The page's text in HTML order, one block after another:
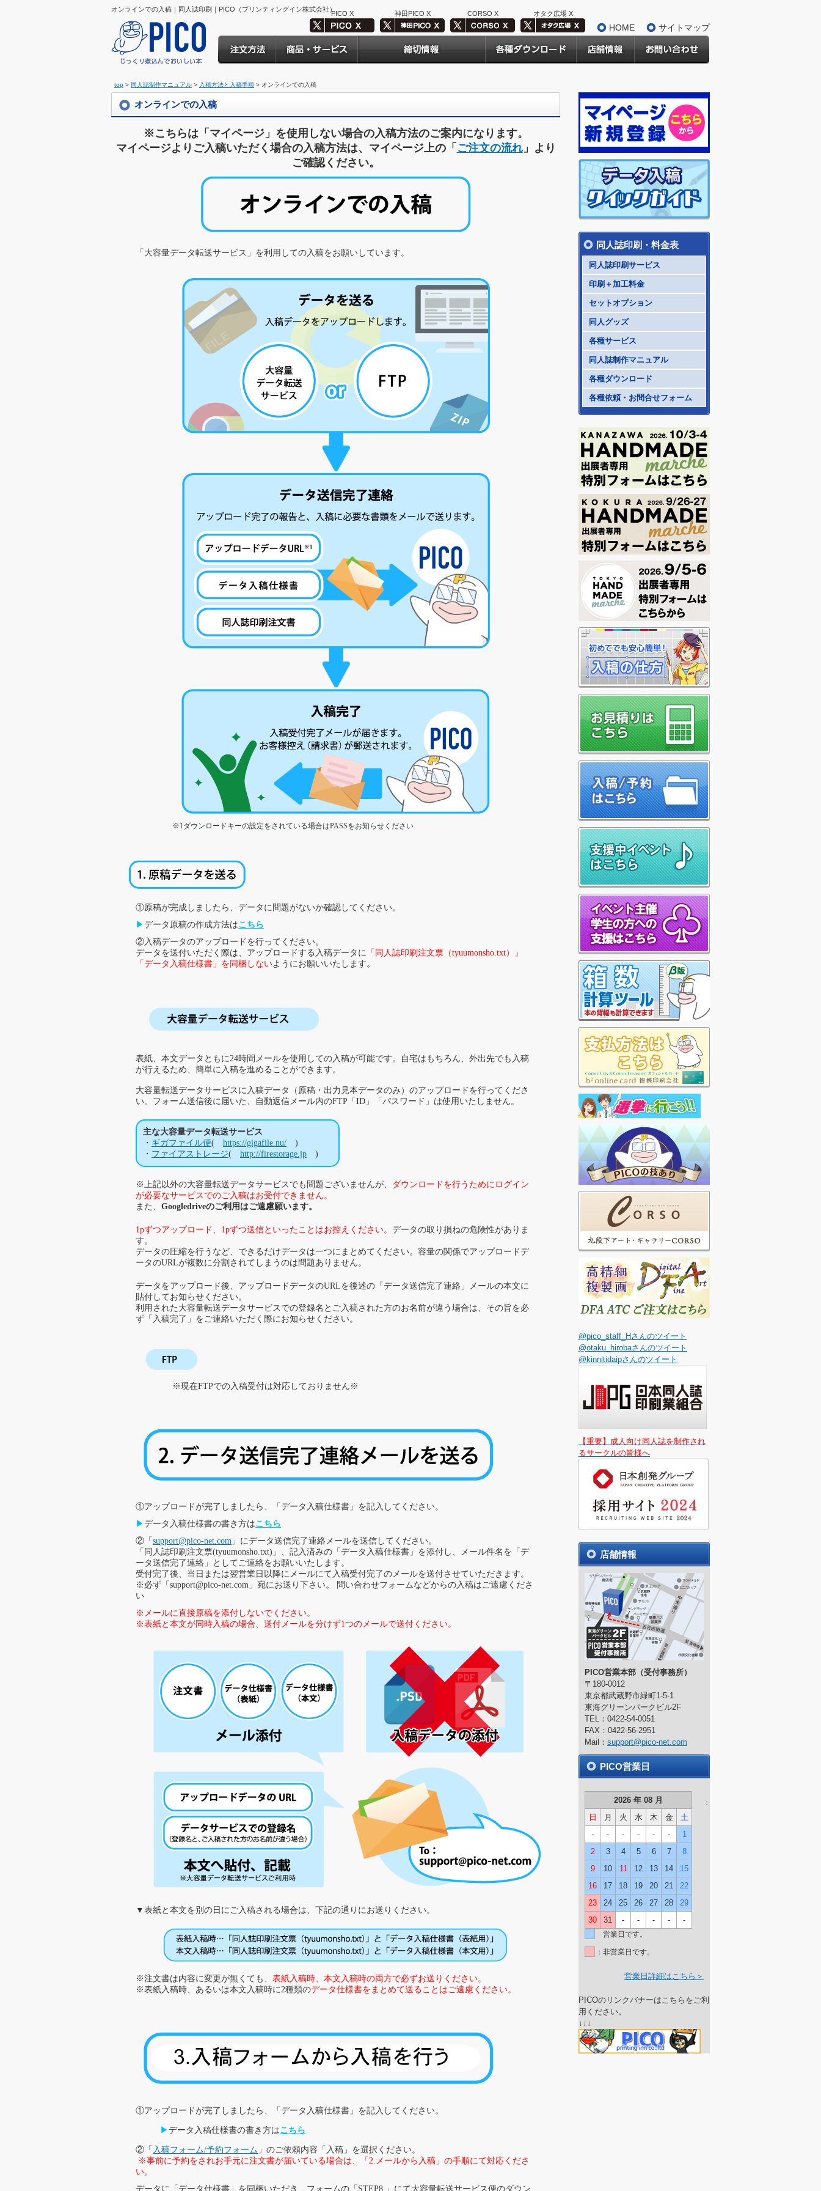
オンラインでの入稿｜同人誌印刷｜PICO（プリンティングイン株式会社）
PICO X 神田PICO X CORSO X オタク広場 X
HOME サイトマップ
top > 同人誌制作マニュアル > 入稿方法と入稿手順 > オンラインでの入稿
オンラインでの入稿
※こちらは「マイページ」を使用しない場合の入稿方法のご案内になります。
マイページよりご入稿いただく場合の入稿方法は、マイページ上の「 ご注文の流れ」より
ご確認ください。
「大容量データ転送サービス」を利用しての入稿をお願いしています。
※1ダウンロードキーの設定をされている場合はPASSをお知らせください
①原稿が完成しましたら、データに問題がないか確認してください。
▶ データ原稿の作成方法はこちら
②入稿データのアップロードを行ってください。
データを送付いただく際は、アップロードする入稿データに 「同人誌印刷注文票（tyuumonsho.txt）」
「データ入稿仕様書」を同梱しないようにお願いいたします。
表紙、本文データともに24時間メールを使用しての入稿が可能です。自宅はもちろん、外出先でも入稿
が行えるため、簡単に入稿を進めることができます。
大容量転送データサービスに入稿データ（原稿・出力見本データのみ）のアップロードを行ってくださ
い。フォーム送信後に届いた、自動返信メール内のFTP「ID」「パスワード」は使用いたしません。
主な大容量データ転送サービス
・ ギガファイル便( https://gigafile.nu/ )
・ ファイアストレージ( http://firestorage.jp )
※上記以外の大容量転送データサービスでも問題ございませんが、
ダウンロードを行うためにログイン
が必要なサービスでのご入稿はお受付できません。
また、 Googledriveのご利用はご遠慮願います。
1pずつアップロード、1pずつ送信といったことはお控えください。 データの取り損ねの危険性がありま
す。
データの圧縮を行うなど、できるだけデータは一つにまとめてください。容量の関係でアップロードデ
ータのURLが複数に分割されてしまうのは問題ありません。
データをアップロード後、アップロードデータのURLを後述の「データ送信完了連絡」メールの本文に
貼付してお知らせください。
利用された大容量転送データサービスでの登録名とご入稿された方のお名前が違う場合は、その旨を必
ず「入稿完了」をご連絡いただく際にお知らせください。
※現在FTPでの入稿受付は対応しておりません※
①アップロードが完了しましたら、「データ入稿仕様書」を記入してください。
▶ データ入稿仕様書の書き方はこちら
②「 support@pico-net.com 」にデータ送信完了連絡メールを送信してください。
「同人誌印刷注文票(tyuumonsho.txt)」、記入済みの「データ入稿仕様書」を添付し、メール件名を「デ
ータ送信完了連絡」としてご連絡をお願いいたします。
受付完了後、当日または翌営業日以降にメールにて入稿受付完了のメールを送付させていただきます。
※必ず「support@pico-net.com」宛にお送り下さい。 問い合わせフォームなどからの入稿はご遠慮くださ
い
※ メールに直接原稿を添付しないでください。
※表紙と本文が同時入稿の場合、送付メールを分けず1つのメールで送付ください。
▼表紙と本文を別の日にご入稿される場合は、下記の通りにお送りください。
※注文書は内容に変更が無くても、 表紙入稿時、本文入稿時の両方で必ずお送りください。
※表紙入稿時、あるいは本文入稿時に2種類のデータ仕様書をまとめて送ることはご遠慮ください。
①アップロードが完了しましたら、「データ入稿仕様書」を記入してください。
▶ データ入稿仕様書の書き方はこちら
②「 入稿フォーム/予約フォーム 」のご依頼内容「入稿」を選択ください。
※事前に予約をされお手元に注文書が届いている場合は、「2.メールから入稿」の手順にて対応くださ
い。
データに「データ仕様書」を同梱いただき、フォームの「STEP8.」にて大容量転送サービス便のダウン
同人誌印刷・料金表
同人誌印刷サービス
印刷＋加工料金
セットオプション
同人グッズ
各種サービス
同人誌制作マニュアル
各種ダウンロード
各種依頼・お問合せフォーム
@pico_staff_Hさんのツイート
@otaku_hirobaさんのツイート
@kinnitidaipさんのツイート
【重要】成人向け同人誌を制作され
るサークルの皆様へ
店舗情報
PICO営業本部（受付事務所）
〒180-0012
東京都武蔵野市緑町1-5-1
東海グリーンパークビル2F
TEL：0422-54-0051
FAX：0422-56-2951
Mail： support@pico-net.com
PICO営業日
2026 年 08 月
日
月 火 水 木 金
土
-
- - - - -
1
2
3 4 5 6 7
8
9
10 11 12 13 14
15
16
17 18 19 20 21
22
23
24 25 26 27 28
29
30
31 - - - - -
：
営業日です。
：非営業日です。
営業日詳細はこちら＞
PICOのリンクバナーはこちらをご利
用ください。
↓↓↓